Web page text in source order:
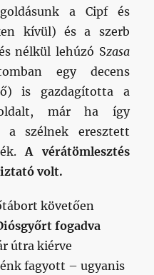
a Cipf és
kívül) és a szerb
nélkül lehúzó Szasa
egy decens
is gazdagította a
már ha így
a szélnek eresztett
A vérátömlesztés
volt.
követően
fogadva
útra kiérve
fagyott – ugyanis